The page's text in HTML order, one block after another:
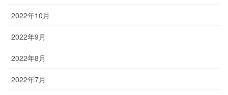
2022年10月
2022年9月
2022年8月
2022年7月